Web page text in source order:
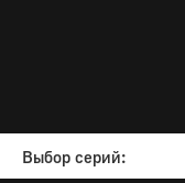
Выбор серий: